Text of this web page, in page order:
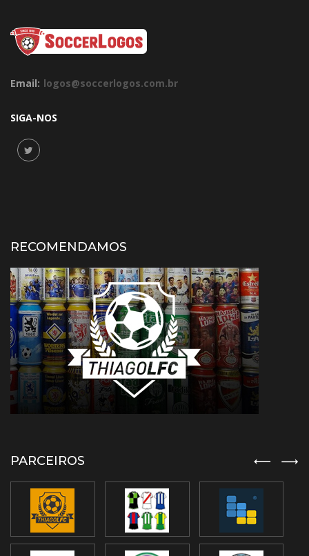
Email: logos@soccerlogos.com.br
SIGA-NOS
RECOMENDAMOS
PARCEIROS